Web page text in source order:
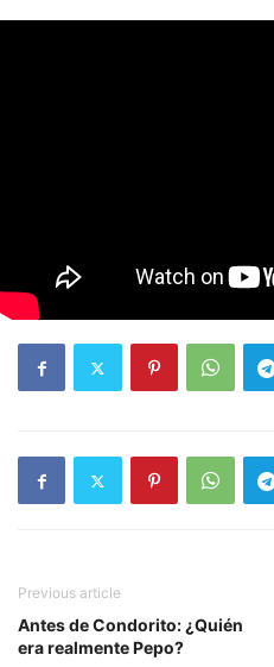
Previous article
Antes de Condorito: ¿Quién
era realmente Pepo?